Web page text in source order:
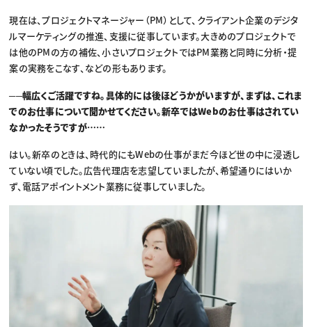
現在は、プロジェクトマネージャー（PM）として、クライアント企業のデジタ
ルマーケティングの推進、支援に従事しています。大きめのプロジェクトで
は他のPMの方の補佐、小さいプロジェクトではPM業務と同時に分析・提
案の実務をこなす、などの形もあります。
──幅広くご活躍ですね。具体的には後ほどうかがいますが、まずは、これま
でのお仕事について聞かせてください。新卒ではWebのお仕事はされてい
なかったそうですが……
はい。新卒のときは、時代的にもWebの仕事がまだ今ほど世の中に浸透し
ていない頃でした。広告代理店を志望していましたが、希望通りにはいか
ず、電話アポイントメント業務に従事していました。